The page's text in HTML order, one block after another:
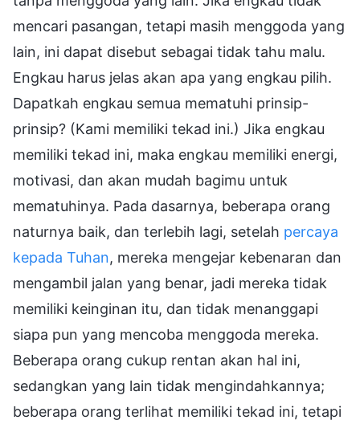
mencari pasangan, tetapi masih menggoda yang
lain, ini dapat disebut sebagai tidak tahu malu.
Engkau harus jelas akan apa yang engkau pilih.
Dapatkah engkau semua mematuhi prinsip-
prinsip? (Kami memiliki tekad ini.) Jika engkau
memiliki tekad ini, maka engkau memiliki energi,
motivasi, dan akan mudah bagimu untuk
mematuhinya. Pada dasarnya, beberapa orang
naturnya baik, dan terlebih lagi, setelah percaya
kepada Tuhan, mereka mengejar kebenaran dan
mengambil jalan yang benar, jadi mereka tidak
memiliki keinginan itu, dan tidak menanggapi
siapa pun yang mencoba menggoda mereka.
Beberapa orang cukup rentan akan hal ini,
sedangkan yang lain tidak mengindahkannya;
beberapa orang terlihat memiliki tekad ini, tetapi